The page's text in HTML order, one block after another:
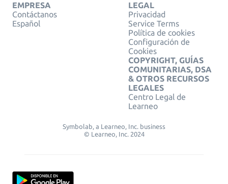
EMPRESA
Contáctanos
Español
LEGAL
Privacidad
Service Terms
Política de cookies
Configuración de
Cookies
COPYRIGHT, GUÍAS
COMUNITARIAS, DSA
& OTROS RECURSOS
LEGALES
Centro Legal de
Learneo
Symbolab, a Learneo, Inc. business
© Learneo, Inc. 2024